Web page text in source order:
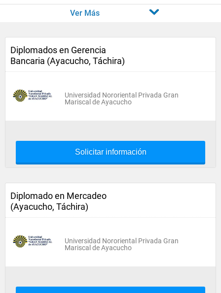
Ver Más
Diplomados en Gerencia
Bancaria (Ayacucho, Táchira)
Universidad Nororiental Privada Gran
Mariscal de Ayacucho
Solicitar información
Diplomado en Mercadeo
(Ayacucho, Táchira)
Universidad Nororiental Privada Gran
Mariscal de Ayacucho